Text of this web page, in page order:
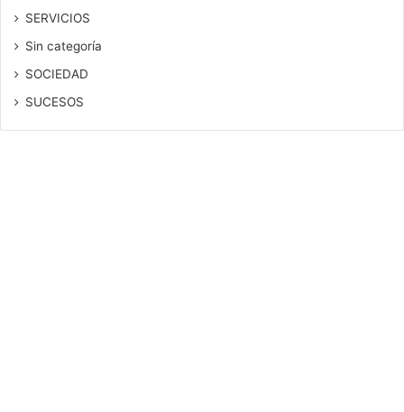
SERVICIOS
Sin categoría
SOCIEDAD
SUCESOS